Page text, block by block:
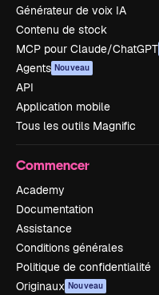
Générateur de voix IA
Contenu de stock
MCP pour Claude/ChatGPT
Agents Nouveau
API
Application mobile
Tous les outils Magnific
Commencer
Academy
Documentation
Assistance
Conditions générales
Politique de confidentialité
Originaux Nouveau